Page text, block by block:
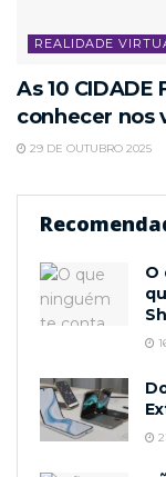
REALIDADE
As 10 CIDADE
conhecer nos
29 DE OUTUBRO 2025
O